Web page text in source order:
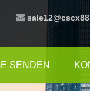
SENDEN